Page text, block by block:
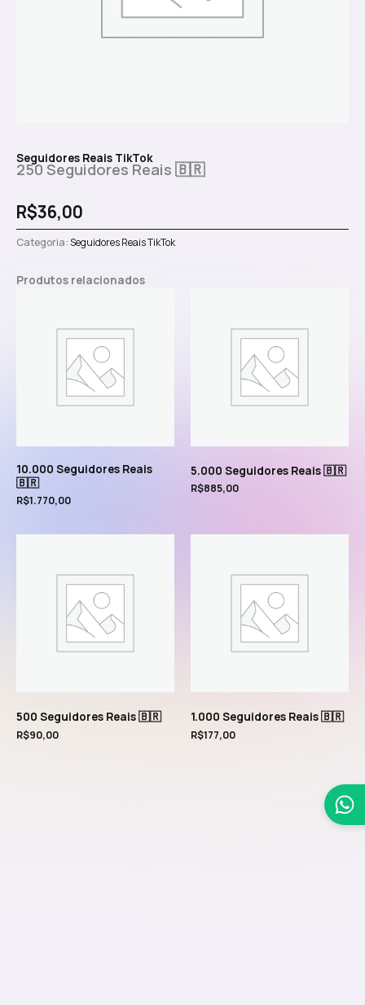
Seguidores Reais TikTok
250 Seguidores Reais 🇧🇷
R$36,00
Categoria:Seguidores Reais TikTok
Produtos relacionados
10.000 Seguidores Reais
🇧🇷
R$1.770,00
5.000 Seguidores Reais 🇧🇷
R$885,00
500 Seguidores Reais 🇧🇷
R$90,00
1.000 Seguidores Reais 🇧🇷
R$177,00